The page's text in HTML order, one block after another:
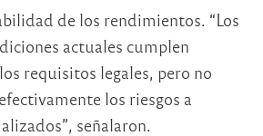
de los rendimientos. “Los
actuales cumplen
requisitos legales, pero no
los riesgos a
señalaron.